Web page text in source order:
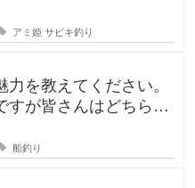
アミ姫 サビキ釣り
を教えてください。
すが皆さんはどちらが
船釣り